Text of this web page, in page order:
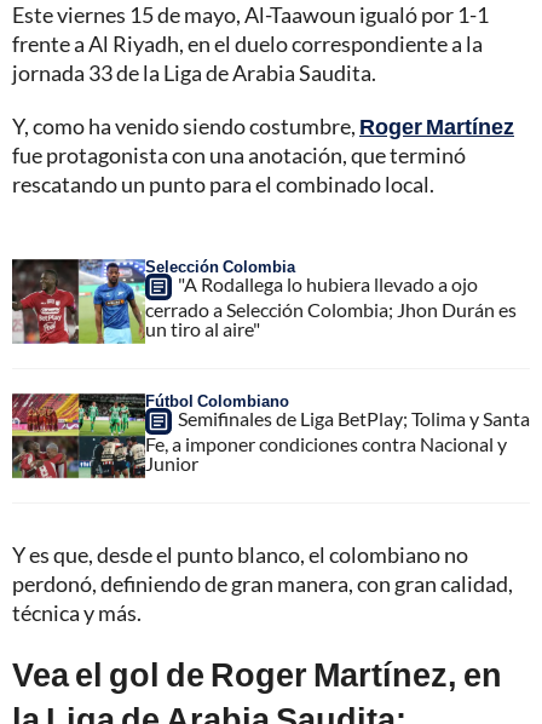
Este viernes 15 de mayo, Al-Taawoun igualó por 1-1
frente a Al Riyadh, en el duelo correspondiente a la
jornada 33 de la Liga de Arabia Saudita.
Y, como ha venido siendo costumbre, Roger Martínez
fue protagonista con una anotación, que terminó
rescatando un punto para el combinado local.
Selección Colombia
"A Rodallega lo hubiera llevado a ojo
cerrado a Selección Colombia; Jhon Durán es
un tiro al aire"
Fútbol Colombiano
Semifinales de Liga BetPlay; Tolima y Santa
Fe, a imponer condiciones contra Nacional y
Junior
Y es que, desde el punto blanco, el colombiano no
perdonó, definiendo de gran manera, con gran calidad,
técnica y más.
Vea el gol de Roger Martínez, en